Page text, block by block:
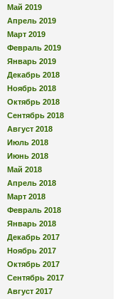
Май 2019
Апрель 2019
Март 2019
Февраль 2019
Январь 2019
Декабрь 2018
Ноябрь 2018
Октябрь 2018
Сентябрь 2018
Август 2018
Июль 2018
Июнь 2018
Май 2018
Апрель 2018
Март 2018
Февраль 2018
Январь 2018
Декабрь 2017
Ноябрь 2017
Октябрь 2017
Сентябрь 2017
Август 2017